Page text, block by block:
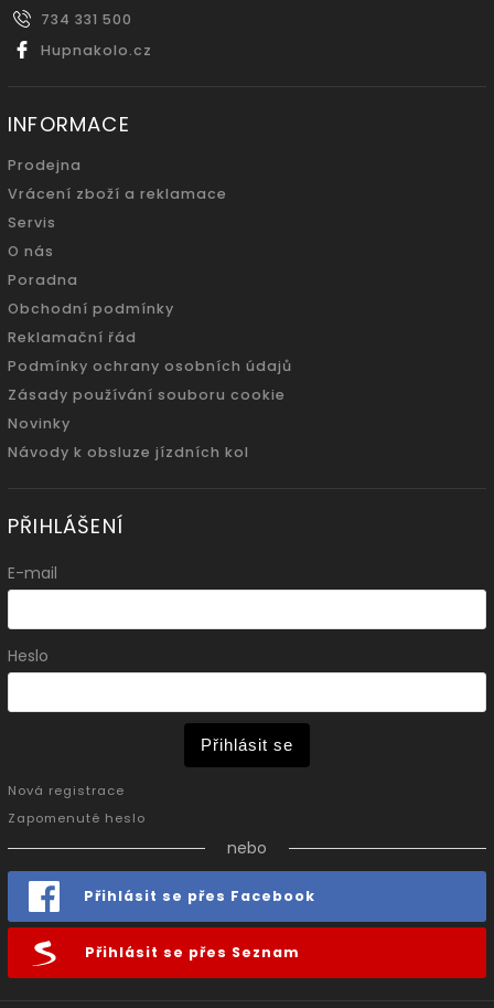
734 331 500
Hupnakolo.cz
INFORMACE
Prodejna
Vrácení zboží a reklamace
Servis
O nás
Poradna
Obchodní podmínky
Reklamační řád
Podmínky ochrany osobních údajů
Zásady používání souboru cookie
Novinky
Návody k obsluze jízdních kol
PŘIHLÁŠENÍ
E-mail
Heslo
Přihlásit se
Nová registrace
Zapomenuté heslo
nebo
Přihlásit se přes Facebook
Přihlásit se přes Seznam